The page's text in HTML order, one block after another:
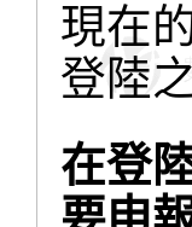
現在
登陸
在登